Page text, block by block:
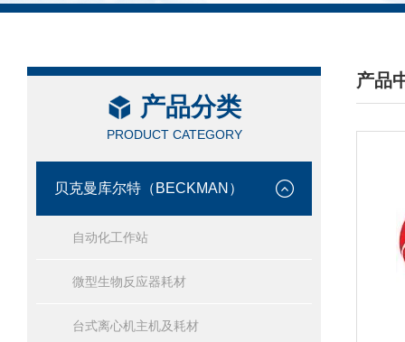
产品分类
PRODUCT CATEGORY
贝克曼库尔特（BECKMAN）
自动化工作站
微型生物反应器耗材
台式离心机主机及耗材
产品
/